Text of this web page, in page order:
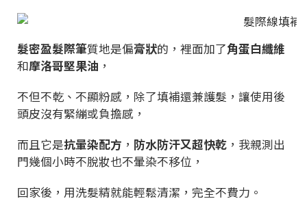
髮密盈髮際筆質地是偏膏狀的，裡面加了角蛋白纖維
和摩洛哥堅果油 ，
不但不乾、不顯粉感，除了填補還兼護髮，讓使用後
頭皮沒有緊繃或負擔感，
而且它是抗暈染配方 ， 防水防汗又超快乾 ，我親測出
門幾個小時不脫妝也不暈染不移位，
回家後，用洗髮精就能輕鬆清潔，完全不費力。